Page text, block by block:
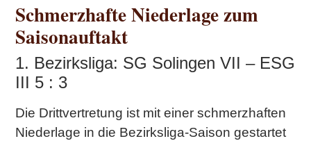
Schmerzhafte Niederlage zum
Saisonauftakt
1. Bezirksliga: SG Solingen VII – ESG
III 5 : 3
Die Drittvertretung ist mit einer schmerzhaften
Niederlage in die Bezirksliga-Saison gestartet